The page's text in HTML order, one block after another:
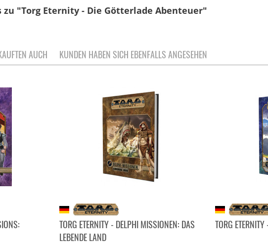
"Torg Eternity - Die Götterlade Abenteuer"
AUCH KUNDEN HABEN SICH EBENFALLS ANGESEHEN
TORG ETERNITY - DELPHI MISSIONEN: DAS
LEBENDE LAND
TORG